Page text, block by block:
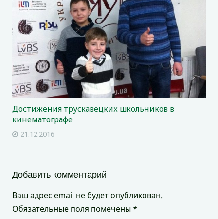
Достижения трускавецких школьников в
кинематографе
21.12.2016
Добавить комментарий
Ваш адрес email не будет опубликован.
Обязательные поля помечены *